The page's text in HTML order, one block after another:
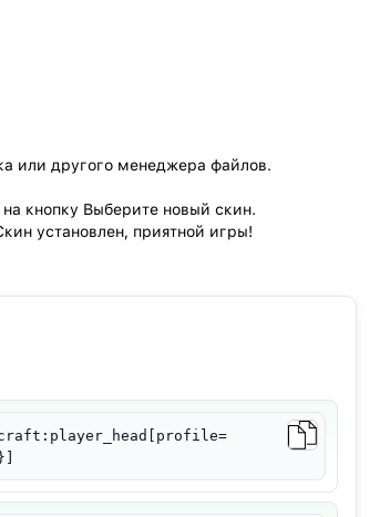
или другого менеджера файлов.
кнопку Выберите новый скин.
установлен, приятной игры!